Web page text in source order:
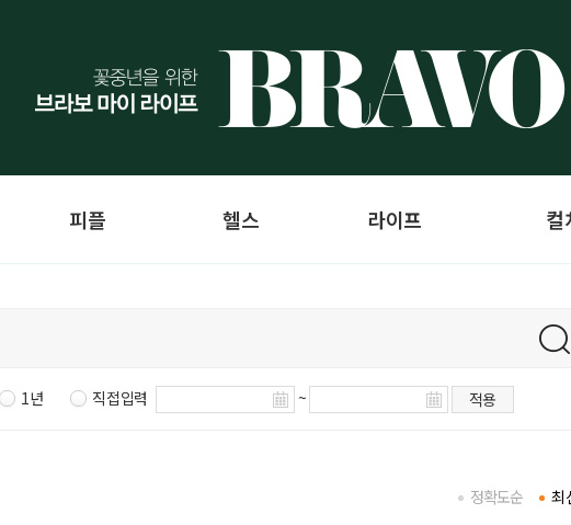
피플 헬스 라이프 컬
1년 직접입력 ~ 적용
최
정확도순